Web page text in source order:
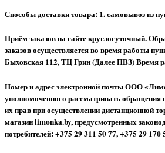
Способы доставки товара: 1. самовывоз из
Приём заказов на сайте круглосуточный.
заказов осуществляется во время работы
Быховская 112, ТЦ Грин (Далее ПВЗ) Время
Номер и адрес электронной почты ООО
уполномоченного рассматривать обращения
их прав при осуществлении дистанционной
магазин limonka.by, предусмотренных
потребителей: +375 29 311 50 77, +375 29 170